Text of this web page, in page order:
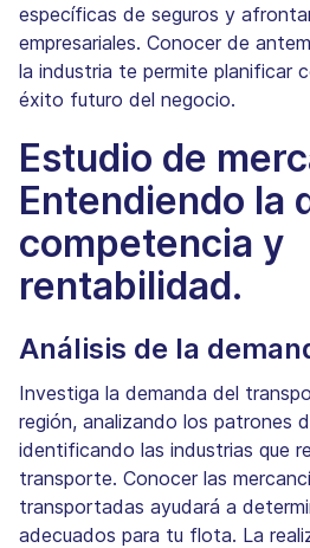
específicas de seguros y
empresariales. Conocer de
la industria te permite planificar
éxito futuro del negocio.
Estudio de
Entendiendo la
competencia y
rentabilidad.
Análisis de la
Investiga la demanda del
región, analizando los patrones
identificando las industrias que
transporte. Conocer las
transportadas ayudará a
adecuados para tu flota. La